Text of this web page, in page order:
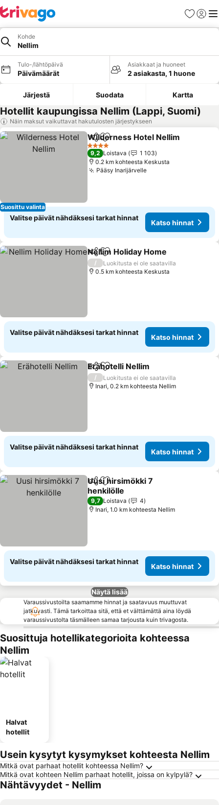
Suosikit
Kohde
Nellim
Tulo-/lähtöpäivä
Päivämäärät
Asiakkaat ja huoneet
2 asiakasta, 1 huone
Järjestä Suodata Kartta
Hotellit kaupungissa Nellim (Lappi, Suomi)
Näin maksut vaikuttavat hakutulosten järjestykseen
Suosittu valinta
Jaa Lisää suosikkeihin
Wilderness Hotel Nellim
4 Tähtiluokitus
9,2 Loistava
1 103
0.2 km kohteesta Keskusta
Pääsy InarijärvelleKatso hinnat
Valitse päivät nähdäksesi tarkat hinnat
Katso hinnat
Jaa Lisää suosikkeihin
Nellim Holiday Home
/
Luokitusta ei ole saatavilla
0.5 km kohteesta Keskusta
Valitse päivät nähdäksesi tarkat hinnat
Katso hinnat
Jaa Lisää suosikkeihin
Erähotelli Nellim
/
Luokitusta ei ole saatavilla
Inari, 0.2 km kohteesta Nellim
Valitse päivät nähdäksesi tarkat hinnat
Katso hinnat
Jaa Lisää suosikkeihin
Uusi hirsimökki 7
henkilölle
Katso hinnat
9,7 Loistava
4
Inari, 1.0 km kohteesta Nellim
Valitse päivät nähdäksesi tarkat hinnat
Katso hinnat
Näytä lisää
Varaussivustoilta saamamme hinnat ja saatavuus muuttuvat
jatkuvasti. Tämä tarkoittaa sitä, että et välttämättä aina löydä
varaussivustolta täsmälleen samaa tarjousta kuin trivagosta.
Suosittuja hotellikategorioita kohteessa
Nellim
Halvat
hotellit
Usein kysytyt kysymykset kohteesta Nellim
Mitkä ovat parhaat hotellit kohteessa Nellim?
Mitkä ovat kohteen Nellim parhaat hotellit, joissa on kylpylä?
Nähtävyydet - Nellim